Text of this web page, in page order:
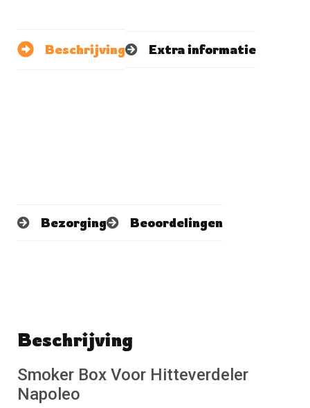
Beschrijving Extra informatie
Bezorging Beoordelingen
Beschrijving
Smoker Box Voor Hitteverdeler
Napoleo
No reviews found